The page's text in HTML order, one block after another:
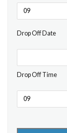
Drop Off Date
Drop Off Time